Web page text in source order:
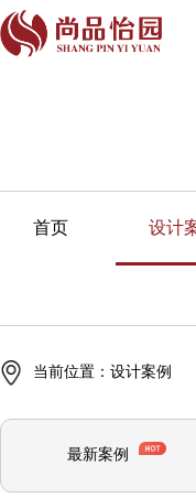
首页 设计
当前位置： 设计案例
最新案例